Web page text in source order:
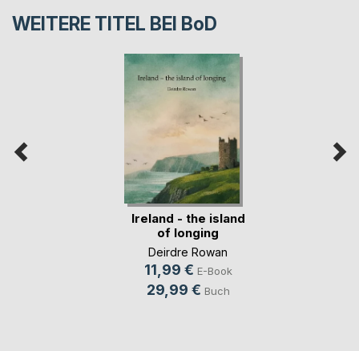
WEITERE TITEL BEI BoD
Ireland - the island
of longing
Deirdre Rowan
11,99 € E-Book
29,99 € Buch